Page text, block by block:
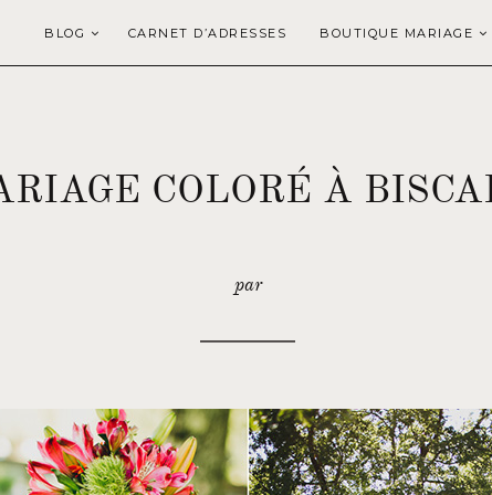
BLOG CARNET D’ADRESSES BOUTIQUE MARIAGE
COLORÉ À
par